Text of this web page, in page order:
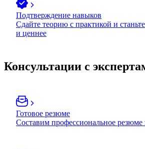
Подтверждение навыков
Сдайте теорию с практикой и
и ценнее
Консультации с
Готовое резюме
Составим профессиональное резюме